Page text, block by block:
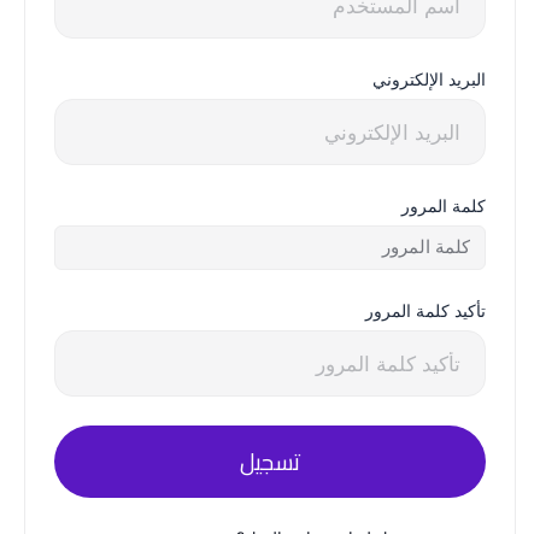
البريد الإلكتروني
كلمة المرور
تأكيد كلمة المرور
تسجيل